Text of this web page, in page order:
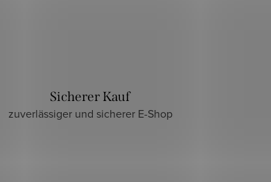
Sicherer Kauf
zuverlässiger und sicherer E-Shop